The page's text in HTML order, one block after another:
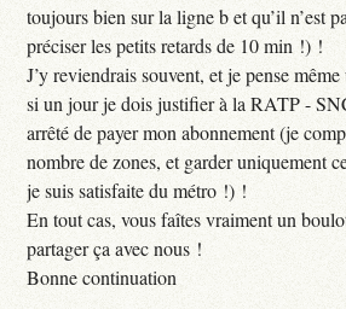
toujours bien sur la ligne b et qu’il n’est
préciser les petits retards de 10 min !) !
J’y reviendrais souvent, et je pense
si un jour je dois justifier à la RATP -
arrêté de payer mon abonnement (je
nombre de zones, et garder uniquement
je suis satisfaite du métro !) !
En tout cas, vous faîtes vraiment un
partager ça avec nous !
Bonne continuation